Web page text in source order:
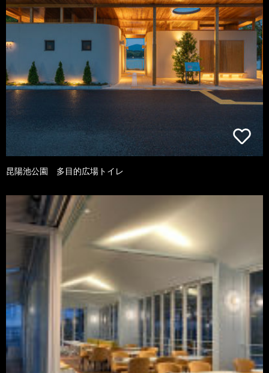
昆陽池公園 多目的広場トイレ